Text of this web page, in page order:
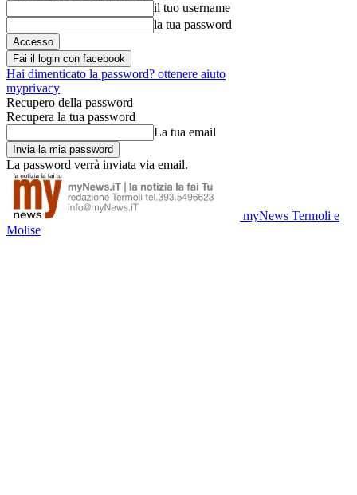
il tuo username
la tua password
Fai il login con facebook
Hai dimenticato la password? ottenere aiuto
myprivacy
Recupero della password
Recupera la tua password
La tua email
La password verrà inviata via email.
myNews Termoli e
Molise